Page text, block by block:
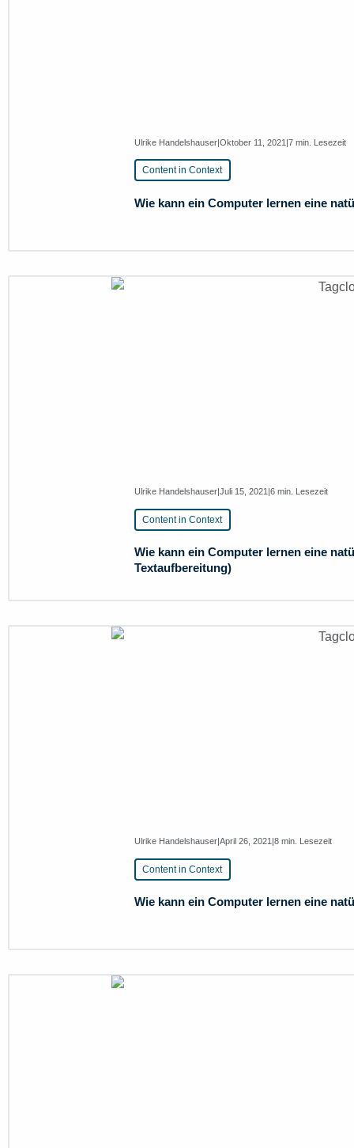
Ulrike Handelshauser|Oktober 11, 2021 |7 min. Lesezeit
Content in Context
Wie kann ein Computer lernen eine
Ulrike Handelshauser| Juli 15, 2021 6 min. Lesezeit
Content in Context
Wie kann ein Computer lernen eine
Textaufbereitung)
Ulrike Handelshauser|April 26, 2021 |8 min. Lesezeit
Content in Context
Wie kann ein Computer lernen eine